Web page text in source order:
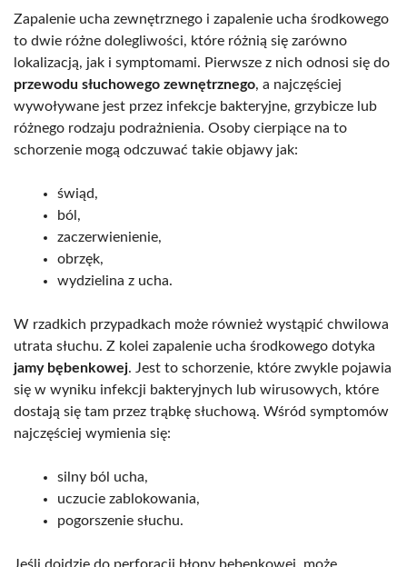
Zapalenie ucha zewnętrznego i zapalenie ucha środkowego
to dwie różne dolegliwości, które różnią się zarówno
lokalizacją, jak i symptomami. Pierwsze z nich odnosi się do
przewodu słuchowego zewnętrznego, a najczęściej
wywoływane jest przez infekcje bakteryjne, grzybicze lub
różnego rodzaju podrażnienia. Osoby cierpiące na to
schorzenie mogą odczuwać takie objawy jak:
świąd,
ból,
zaczerwienienie,
obrzęk,
wydzielina z ucha.
W rzadkich przypadkach może również wystąpić chwilowa
utrata słuchu. Z kolei zapalenie ucha środkowego dotyka
jamy bębenkowej. Jest to schorzenie, które zwykle pojawia
się w wyniku infekcji bakteryjnych lub wirusowych, które
dostają się tam przez trąbkę słuchową. Wśród symptomów
najczęściej wymienia się:
silny ból ucha,
uczucie zablokowania,
pogorszenie słuchu.
Jeśli dojdzie do perforacji błony bębenkowej, może